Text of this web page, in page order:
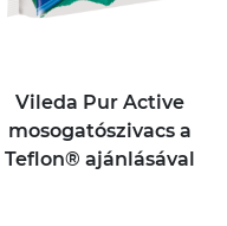
Vileda Pur Active
mosogatószivacs a
Teflon® ajánlásával